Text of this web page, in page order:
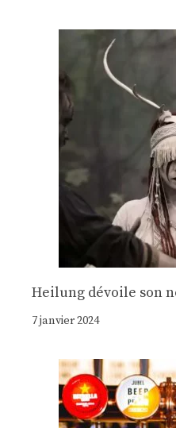
Heilung dévoile son
7 janvier 2024